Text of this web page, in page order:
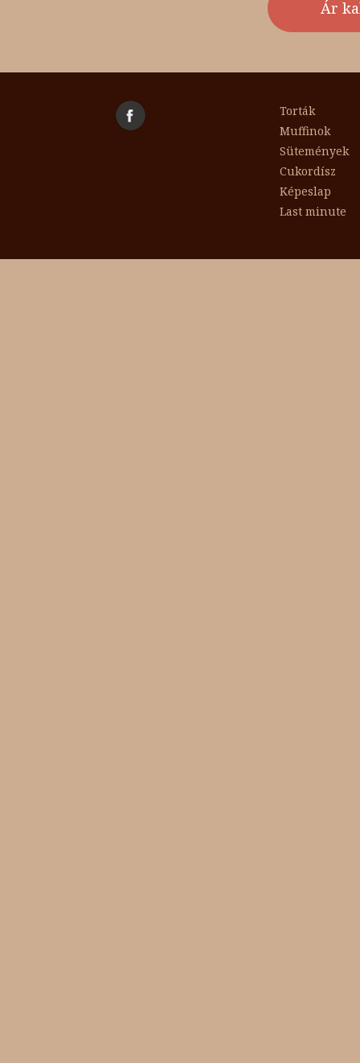
Torták
Muffinok
Sütemények
Cukordísz
Képeslap
Last minute